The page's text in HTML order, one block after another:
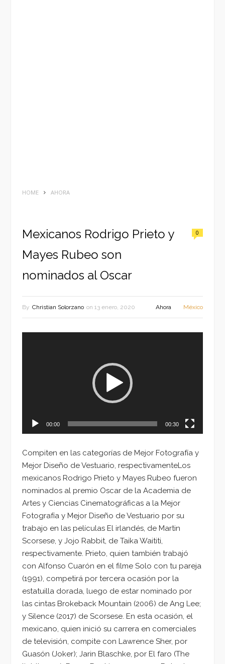
HOME AHORA
Mexicanos Rodrigo Prieto y
Mayes Rubeo son
nominados al Oscar
0
By Christian Solorzano on 13 enero, 2020 Ahora México
00:00 00:30
Compiten en las categorías de Mejor Fotografía y
Mejor Diseño de Vestuario, respectivamenteLos
mexicanos Rodrigo Prieto y Mayes Rubeo fueron
nominados al premio Oscar de la Academia de
Artes y Ciencias Cinematográficas a la Mejor
Fotografía y Mejor Diseño de Vestuario por su
trabajo en las películas El irlandés, de Martin
Scorsese, y Jojo Rabbit, de Taika Waititi,
respectivamente. Prieto, quien también trabajó
con Alfonso Cuarón en el filme Solo con tu pareja
(1991), competirá por tercera ocasión por la
estatuilla dorada, luego de estar nominado por
las cintas Brokeback Mountain (2006) de Ang Lee;
y Silence (2017) de Scorsese. En esta ocasión, el
mexicano, quien inició su carrera en comerciales
de televisión, compite con Lawrence Sher, por
Guasón (Joker); Jarin Blaschke, por El faro (The